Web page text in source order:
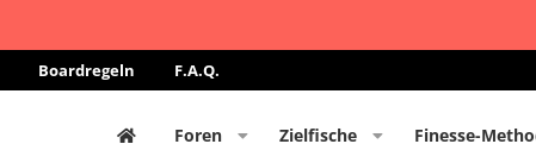
Boardregeln F.A.Q.
Foren Zielfische Finesse-